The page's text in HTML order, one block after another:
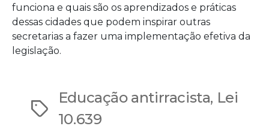
funciona e quais são os aprendizados e práticas
dessas cidades que podem inspirar outras
secretarias a fazer uma implementação efetiva da
legislação.
Tags
Educação antirracista, Lei
10.639